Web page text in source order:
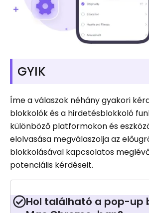
GYIK
Íme a válaszok néhány gyakori
blokkolók és a hirdetésblokkoló
különböző platformokon és
elolvasása megválaszolja az
blokkolásával kapcsolatos
potenciális kérdéseit.
Hol található a pop-up